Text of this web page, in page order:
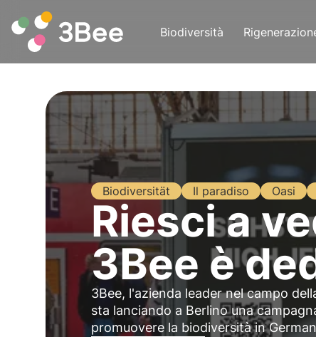
Biodiversità
Biodiversität Il paradiso Oasi
Riesci a
3Bee è
3Bee, l'azienda leader nel campo
sta lanciando a Berlino una
promuovere la biodiversità in